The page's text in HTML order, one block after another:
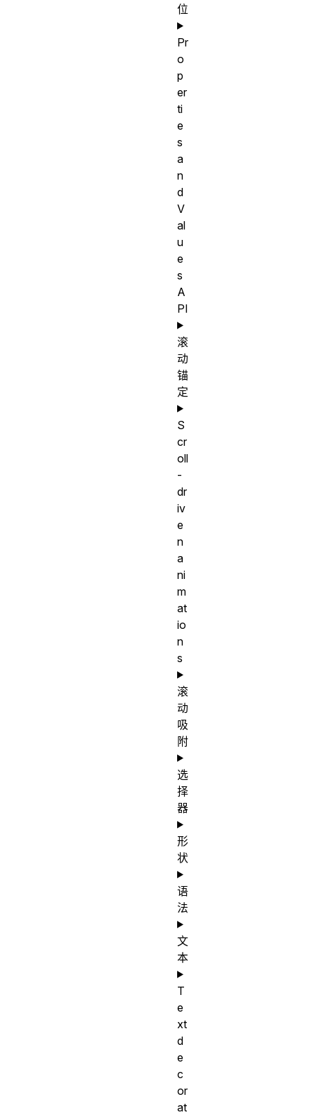
位
Pr
o
p
er
ti
e
s
a
n
d
V
al
u
e
s
A
PI
滚
动
锚
定
S
cr
oll
-
dr
iv
e
n
a
ni
m
at
io
n
s
滚
动
吸
附
选
择
器
形
状
语
法
文
本
T
e
xt
d
e
c
or
at